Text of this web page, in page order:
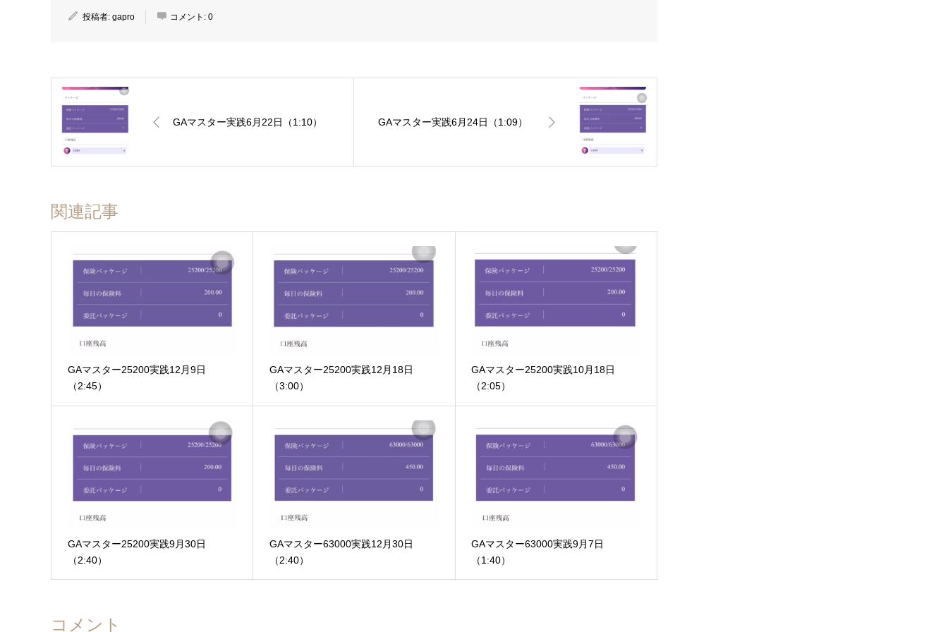
投稿者: gapro コメント: 0
GAマスター実践6月22日（1:10） GAマスター実践6月24日（1:09）
関連記事
GAマスター25200実践12月9日
（2:45）
GAマスター25200実践12月18日
（3:00）
GAマスター25200実践10月18日
（2:05）
GAマスター25200実践9月30日
（2:40）
GAマスター63000実践12月30日
（2:40）
GAマスター63000実践9月7日
（1:40）
コメント